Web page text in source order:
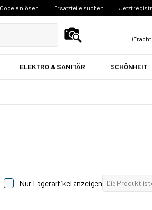
Code einlösen Ersatzteile suchen Jetzt
ELEKTRO & SANITÄR SCHÖNHEIT
Nur Lagerartikel anzeigen